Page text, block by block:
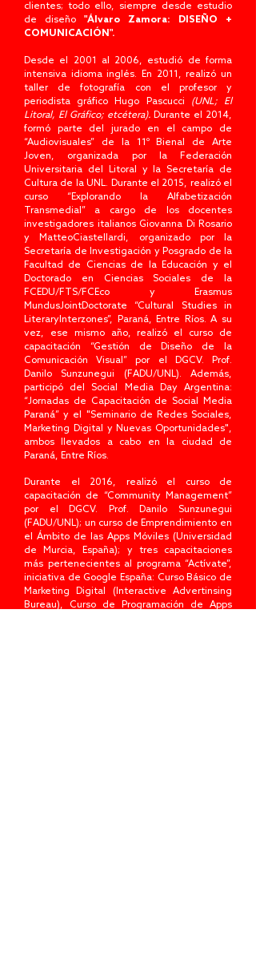
clientes; todo ello, siempre desde estudio
de diseño "Álvaro Zamora: DISEÑO +
COMUNICACIÓN".
Desde el 2001 al 2006, estudió de forma
intensiva idioma inglés. En 2011, realizó un
taller de fotografía con el profesor y
periodista gráfico Hugo Pascucci (UNL; El
Litoral, El Gráfico; etcétera).Durante el 2014,
formó parte del jurado en el campo de
“Audiovisuales” de la 11º Bienal de Arte
Joven, organizada por la Federación
Universitaria del Litoral y la Secretaría de
Cultura de la UNL. Durante el 2015, realizó el
curso “Explorando la Alfabetización
Transmedial” a cargo de los docentes
investigadores italianos Giovanna Di Rosario
y MatteoCiastellardi, organizado por la
Secretaría de Investigación y Posgrado de la
Facultad de Ciencias de la Educación y el
Doctorado en Ciencias Sociales de la
FCEDU/FTS/FCEco y Erasmus
MundusJointDoctorate “Cultural Studies in
LiteraryInterzones”, Paraná, Entre Ríos. A su
vez, ese mismo año, realizó el curso de
capacitación “Gestión de Diseño de la
Comunicación Visual” por el DGCV. Prof.
Danilo Sunzunegui (FADU/UNL). Además,
participó del Social Media Day Argentina:
“Jornadas de Capacitación de Social Media
Paraná” y el "Seminario de Redes Sociales,
Marketing Digital y Nuevas Oportunidades",
ambos llevados a cabo en la ciudad de
Paraná, Entre Ríos.
Durante el 2016, realizó el curso de
capacitación de “Community Management”
por el DGCV. Prof. Danilo Sunzunegui
(FADU/UNL); un curso de Emprendimiento en
el Ámbito de las Apps Móviles (Universidad
de Murcia, España); y tres capacitaciones
más pertenecientes al programa “Actívate”,
iniciativa de Google España: Curso Básico de
Marketing Digital (Interactive Advertinsing
Bureau), Curso de Programación de Apps